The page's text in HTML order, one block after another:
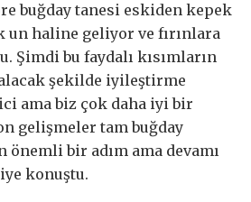
buğday tanesi eskiden kepek
un haline geliyor ve fırınlara
Şimdi bu faydalı kısımların
şekilde iyileştirme
ama biz çok daha iyi bir
gelişmeler tam buğday
bir adım ama devamı
konuştu.